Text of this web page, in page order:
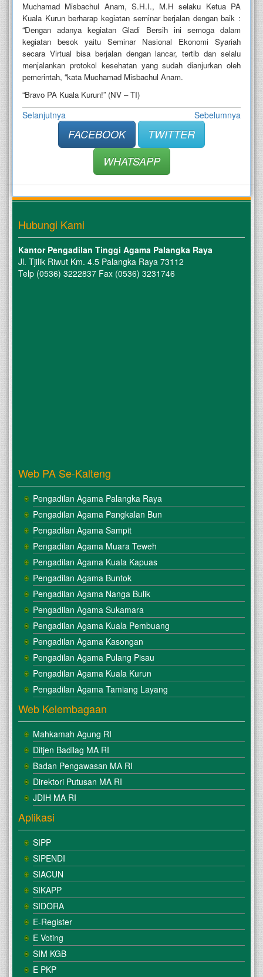
Muchamad Misbachul Anam, S.H.I., M.H selaku Ketua PA
Kuala Kurun berharap kegiatan seminar berjalan dengan baik :
“Dengan adanya kegiatan Gladi Bersih ini semoga dalam
kegiatan besok yaitu Seminar Nasional Ekonomi Syariah
secara Virtual bisa berjalan dengan lancar, tertib dan selalu
menjalankan protokol kesehatan yang sudah dianjurkan oleh
pemerintah, “kata Muchamad Misbachul Anam.
“Bravo PA Kuala Kurun!” (NV – TI)
Selanjutnya Sebelumnya
FACEBOOK
TWITTER
WHATSAPP
Hubungi Kami
Kantor Pengadilan Tinggi Agama Palangka Raya
Jl. Tjilik Riwut Km. 4.5 Palangka Raya 73112
Telp (0536) 3222837 Fax (0536) 3231746
Web PA Se-Kalteng
Pengadilan Agama Palangka Raya
Pengadilan Agama Pangkalan Bun
Pengadilan Agama Sampit
Pengadilan Agama Muara Teweh
Pengadilan Agama Kuala Kapuas
Pengadilan Agama Buntok
Pengadilan Agama Nanga Bulik
Pengadilan Agama Sukamara
Pengadilan Agama Kuala Pembuang
Pengadilan Agama Kasongan
Pengadilan Agama Pulang Pisau
Pengadilan Agama Kuala Kurun
Pengadilan Agama Tamiang Layang
Web Kelembagaan
Mahkamah Agung RI
Ditjen Badilag MA RI
Badan Pengawasan MA RI
Direktori Putusan MA RI
JDIH MA RI
Aplikasi
SIPP
SIPENDI
SIACUN
SIKAPP
SIDORA
E-Register
E Voting
SIM KGB
E PKP